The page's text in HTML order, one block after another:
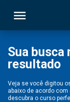
Sua busca
resultado
Veja se você digitou
abaixo de acordo
descubra o curso